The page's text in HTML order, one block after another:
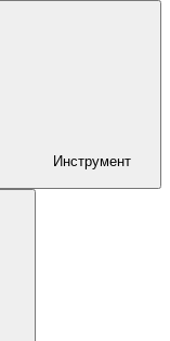
Инструмент